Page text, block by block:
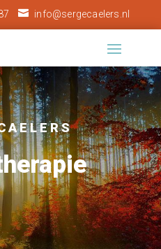
 info@sergecaelers.nl